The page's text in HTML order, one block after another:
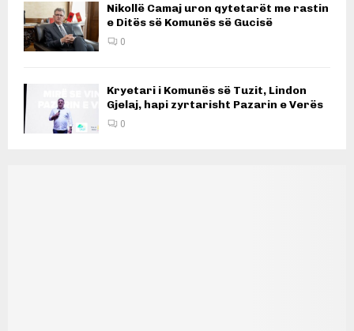
Nikollë Camaj uron qytetarët me rastin
e Ditës së Komunës së Gucisë
0
Kryetari i Komunës së Tuzit, Lindon
Gjelaj, hapi zyrtarisht Pazarin e Verës
0